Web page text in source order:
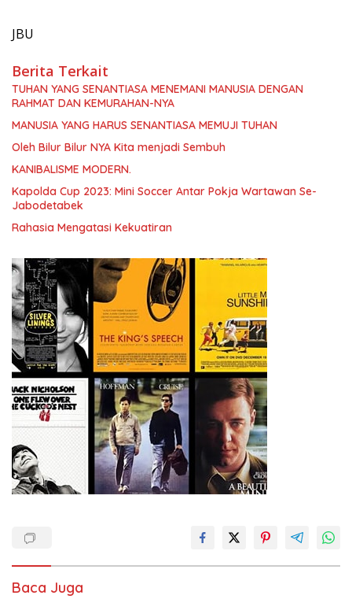
JBU
Berita Terkait
TUHAN YANG SENANTIASA MENEMANI MANUSIA DENGAN
RAHMAT DAN KEMURAHAN-NYA
MANUSIA YANG HARUS SENANTIASA MEMUJI TUHAN
Oleh Bilur Bilur NYA Kita menjadi Sembuh
KANIBALISME MODERN.
Kapolda Cup 2023: Mini Soccer Antar Pokja Wartawan Se-
Jabodetabek
Rahasia Mengatasi Kekuatiran
Baca Juga